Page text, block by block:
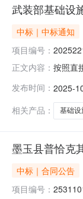
武装部基础
中标｜中标通知
项目编号：
正文内容： 按照直
和田市
发布时间： 2025-
相关产品：
基础设
墨玉县普恰克
中标｜合同公告
项目编号：